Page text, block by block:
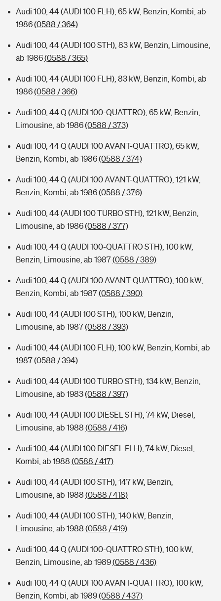
Audi 100, 44 (AUDI 100 FLH), 65 kW, Benzin, Kombi, ab
1986(0588 / 364)
Audi 100, 44 (AUDI 100 STH), 83 kW, Benzin, Limousine,
ab 1986(0588 / 365)
Audi 100, 44 (AUDI 100 FLH), 83 kW, Benzin, Kombi, ab
1986(0588 / 366)
Audi 100, 44 Q (AUDI 100-QUATTRO), 65 kW, Benzin,
Limousine, ab 1986(0588 / 373)
Audi 100, 44 Q (AUDI 100 AVANT-QUATTRO), 65 kW,
Benzin, Kombi, ab 1986(0588 / 374)
Audi 100, 44 Q (AUDI 100 AVANT-QUATTRO), 121 kW,
Benzin, Kombi, ab 1986(0588 / 376)
Audi 100, 44 (AUDI 100 TURBO STH), 121 kW, Benzin,
Limousine, ab 1986(0588 / 377)
Audi 100, 44 Q (AUDI 100-QUATTRO STH), 100 kW,
Benzin, Limousine, ab 1987(0588 / 389)
Audi 100, 44 Q (AUDI 100 AVANT-QUATTRO), 100 kW,
Benzin, Kombi, ab 1987(0588 / 390)
Audi 100, 44 (AUDI 100 STH), 100 kW, Benzin,
Limousine, ab 1987(0588 / 393)
Audi 100, 44 (AUDI 100 FLH), 100 kW, Benzin, Kombi, ab
1987(0588 / 394)
Audi 100, 44 (AUDI 100 TURBO STH), 134 kW, Benzin,
Limousine, ab 1983(0588 / 397)
Audi 100, 44 (AUDI 100 DIESEL STH), 74 kW, Diesel,
Limousine, ab 1988 (0588 / 416)
Audi 100, 44 (AUDI 100 DIESEL FLH), 74 kW, Diesel,
Kombi, ab 1988 (0588 / 417)
Audi 100, 44 (AUDI 100 STH), 147 kW, Benzin,
Limousine, ab 1988 (0588 / 418)
Audi 100, 44 (AUDI 100 STH), 140 kW, Benzin,
Limousine, ab 1988 (0588 / 419)
Audi 100, 44 Q (AUDI 100-QUATTRO STH), 100 kW,
Benzin, Limousine, ab 1989(0588 / 436)
Audi 100, 44 Q (AUDI 100 AVANT-QUATTRO), 100 kW,
Benzin, Kombi, ab 1989(0588 / 437)